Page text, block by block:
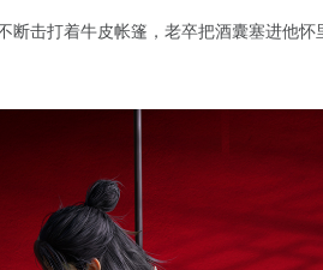
击打着牛皮帐篷，老卒把酒囊塞进他怀